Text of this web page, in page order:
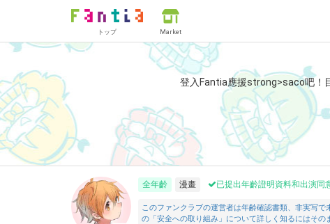
トップ Market
登入Fantia應援strong>saco吧！
全年齡 漫畫 已提出年齡證明資料和出演同
このファンクラブの運営者は年齢確認書類、非実写
の「安全への取り組み」について詳しく知るにはその